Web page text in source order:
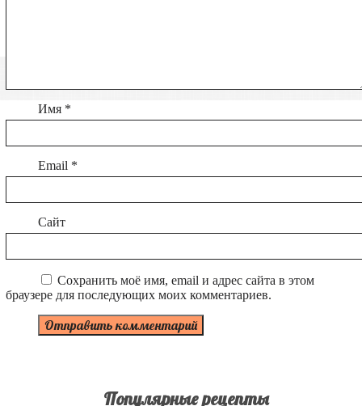
Имя *
Email *
Сайт
Сохранить моё имя, email и адрес сайта в этом
браузере для последующих моих комментариев.
Популярные рецепты